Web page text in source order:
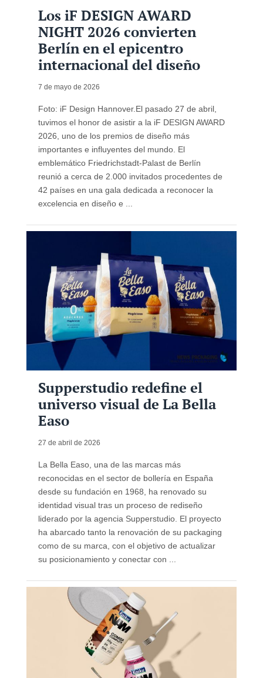
Los iF DESIGN AWARD
NIGHT 2026 convierten
Berlín en el epicentro
internacional del diseño
7 de mayo de 2026
Foto: iF Design Hannover.El pasado 27 de abril,
tuvimos el honor de asistir a la iF DESIGN AWARD
2026, uno de los premios de diseño más
importantes e influyentes del mundo. El
emblemático Friedrichstadt-Palast de Berlín
reunió a cerca de 2.000 invitados procedentes de
42 países en una gala dedicada a reconocer la
excelencia en diseño e ...
Supperstudio redefine el
universo visual de La Bella
Easo
27 de abril de 2026
La Bella Easo, una de las marcas más
reconocidas en el sector de bollería en España
desde su fundación en 1968, ha renovado su
identidad visual tras un proceso de rediseño
liderado por la agencia Supperstudio. El proyecto
ha abarcado tanto la renovación de su packaging
como de su marca, con el objetivo de actualizar
su posicionamiento y conectar con ...